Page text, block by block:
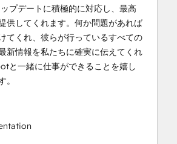
プデートに積極的に対応し、最高
供してくれます。何か問題があれば
てくれ、彼らが行っているすべての
新情報を私たちに確実に伝えてくれ
と一緒に仕事ができることを嬉し
。